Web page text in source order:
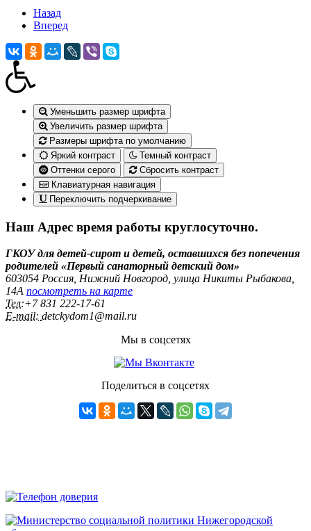
Назад
Вперед
Уменьшить размер шрифта
Увеличить размер шрифта
Размеры шрифта по умолчанию
Яркий контраст
Темный контраст
Оттенки серого
Сбросить контраст
Клавиатурная навигация
Переключить подчеркивание
Наш Адрес время работы круглосуточно.
ГКОУ для детей-сирот и детей, оставшихся без попечения
родителей «Первый санаторный детский дом»
603054 Россия, Нижний Новгород, улица Никиты Рыбакова,
14А посмотреть на карте
Тел:+7 831 222‑17-61
E-mail: detckydom1@mail.ru
Мы в соцсетях
Поделиться в соцсетях